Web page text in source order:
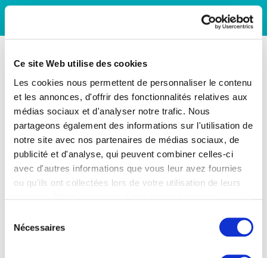
Ce site Web utilise des cookies
Les cookies nous permettent de personnaliser le contenu
et les annonces, d'offrir des fonctionnalités relatives aux
médias sociaux et d'analyser notre trafic. Nous
partageons également des informations sur l'utilisation de
notre site avec nos partenaires de médias sociaux, de
publicité et d'analyse, qui peuvent combiner celles-ci
avec d'autres informations que vous leur avez fournies
ou qu'ils ont collectées lors de votre utilisation de leurs
Nécessaires